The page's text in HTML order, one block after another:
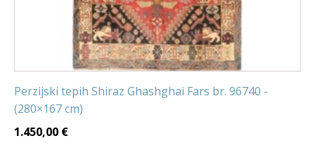
Perzijski tepih Shiraz Ghashghai Fars br. 96740 -
(280×167 cm)
1.450,00 €